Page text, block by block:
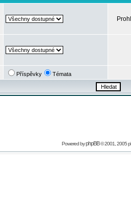
Příspěvky Témata
Powered byphpBB© 2001, 2005